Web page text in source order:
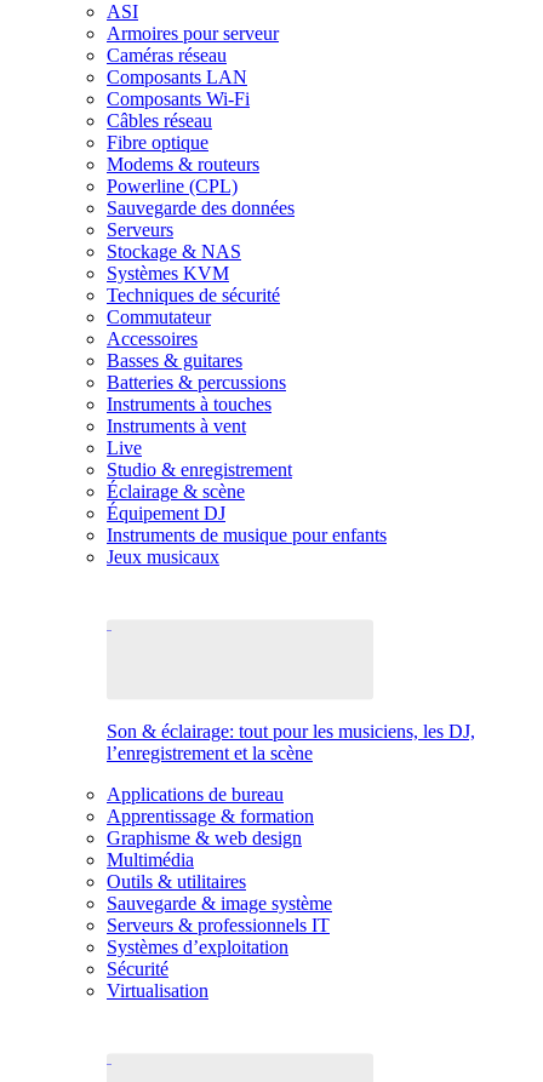
ASI
Armoires pour serveur
Caméras réseau
Composants LAN
Composants Wi-Fi
Câbles réseau
Fibre optique
Modems & routeurs
Powerline (CPL)
Sauvegarde des données
Serveurs
Stockage & NAS
Systèmes KVM
Techniques de sécurité
Commutateur
Accessoires
Basses & guitares
Batteries & percussions
Instruments à touches
Instruments à vent
Live
Studio & enregistrement
Éclairage & scène
Équipement DJ
Instruments de musique pour enfants
Jeux musicaux
Son & éclairage: tout pour les musiciens, les DJ,
l’enregistrement et la scène
Applications de bureau
Apprentissage & formation
Graphisme & web design
Multimédia
Outils & utilitaires
Sauvegarde & image système
Serveurs & professionnels IT
Systèmes d’exploitation
Sécurité
Virtualisation